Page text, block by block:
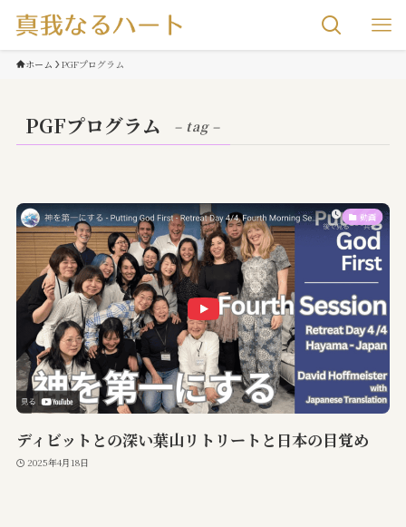
ホーム PGFプログラム
PGFプログラム – tag –
動画
ディビットとの深い葉山リトリートと日本の目覚め
2025年4月18日